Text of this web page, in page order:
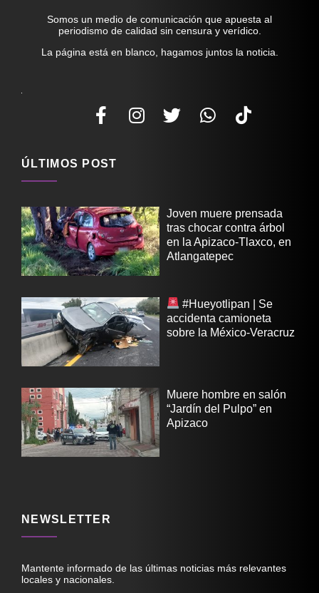
Somos un medio de comunicación que apuesta al
periodismo de calidad sin censura y verídico.
La página está en blanco, hagamos juntos la noticia.
ÚLTIMOS POST
Joven muere prensada
tras chocar contra árbol
en la Apizaco-Tlaxco, en
Atlangatepec
#Hueyotlipan | Se
accidenta camioneta
sobre la México-Veracruz
Muere hombre en salón
“Jardín del Pulpo” en
Apizaco
NEWSLETTER
Mantente informado de las últimas noticias más relevantes
locales y nacionales.